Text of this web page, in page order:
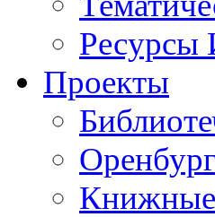
Ресурсы
Проекты
Книжные